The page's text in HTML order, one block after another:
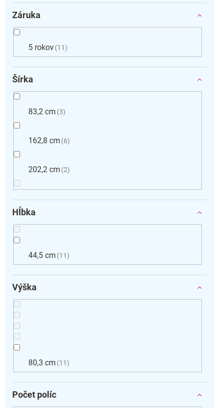
Záruka
5 rokov 11
Šírka
83,2 cm 3
162,8 cm 6
202,2 cm 2
Hĺbka
44,5 cm 11
Výška
80,3 cm 11
Počet políc